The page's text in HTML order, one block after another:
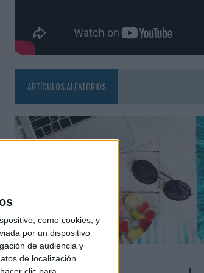
como cookies, y
por un dispositivo
de audiencia y
de localización
clic para
ARTÍCULOS ALEATORIOS